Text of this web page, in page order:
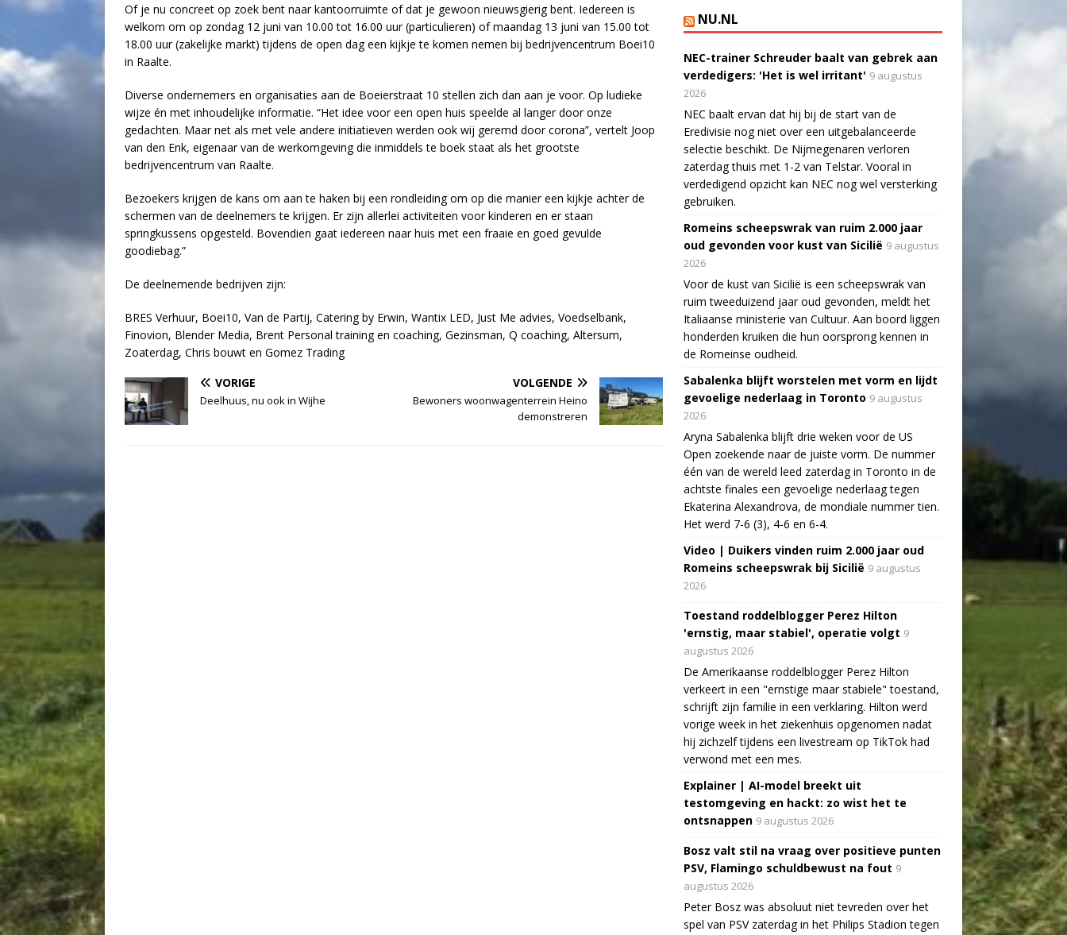
Of je nu concreet op zoek bent naar kantoorruimte of dat je gewoon nieuwsgierig bent. Iedereen is
welkom om op zondag 12 juni van 10.00 tot 16.00 uur (particulieren) of maandag 13 juni van 15.00 tot
18.00 uur (zakelijke markt) tijdens de open dag een kijkje te komen nemen bij bedrijvencentrum Boei10
in Raalte.
Diverse ondernemers en organisaties aan de Boeierstraat 10 stellen zich dan aan je voor. Op ludieke
wijze én met inhoudelijke informatie. “Het idee voor een open huis speelde al langer door onze
gedachten. Maar net als met vele andere initiatieven werden ook wij geremd door corona”, vertelt Joop
van den Enk, eigenaar van de werkomgeving die inmiddels te boek staat als het grootste
bedrijvencentrum van Raalte.
Bezoekers krijgen de kans om aan te haken bij een rondleiding om op die manier een kijkje achter de
schermen van de deelnemers te krijgen. Er zijn allerlei activiteiten voor kinderen en er staan
springkussens opgesteld. Bovendien gaat iedereen naar huis met een fraaie en goed gevulde
goodiebag.”
De deelnemende bedrijven zijn:
BRES Verhuur, Boei10, Van de Partij, Catering by Erwin, Wantix LED, Just Me advies, Voedselbank,
Finovion, Blender Media, Brent Personal training en coaching, Gezinsman, Q coaching, Altersum,
Zoaterdag, Chris bouwt en Gomez Trading
VORIGE
Deelhuus, nu ook in Wijhe
VOLGENDE
Bewoners woonwagenterrein Heino
demonstreren
NU.NL
NEC-trainer Schreuder baalt van gebrek aan
verdedigers: 'Het is wel irritant' 9 augustus
2026
NEC baalt ervan dat hij bij de start van de
Eredivisie nog niet over een uitgebalanceerde
selectie beschikt. De Nijmegenaren verloren
zaterdag thuis met 1-2 van Telstar. Vooral in
verdedigend opzicht kan NEC nog wel versterking
gebruiken.
Romeins scheepswrak van ruim 2.000 jaar
oud gevonden voor kust van Sicilië 9 augustus
2026
Voor de kust van Sicilië is een scheepswrak van
ruim tweeduizend jaar oud gevonden, meldt het
Italiaanse ministerie van Cultuur. Aan boord liggen
honderden kruiken die hun oorsprong kennen in
de Romeinse oudheid.
Sabalenka blijft worstelen met vorm en lijdt
gevoelige nederlaag in Toronto 9 augustus
2026
Aryna Sabalenka blijft drie weken voor de US
Open zoekende naar de juiste vorm. De nummer
één van de wereld leed zaterdag in Toronto in de
achtste finales een gevoelige nederlaag tegen
Ekaterina Alexandrova, de mondiale nummer tien.
Het werd 7-6 (3), 4-6 en 6-4.
Video | Duikers vinden ruim 2.000 jaar oud
Romeins scheepswrak bij Sicilië 9 augustus
2026
Toestand roddelblogger Perez Hilton
'ernstig, maar stabiel', operatie volgt 9
augustus 2026
De Amerikaanse roddelblogger Perez Hilton
verkeert in een "ernstige maar stabiele" toestand,
schrijft zijn familie in een verklaring. Hilton werd
vorige week in het ziekenhuis opgenomen nadat
hij zichzelf tijdens een livestream op TikTok had
verwond met een mes.
Explainer | AI-model breekt uit
testomgeving en hackt: zo wist het te
ontsnappen 9 augustus 2026
Bosz valt stil na vraag over positieve punten
PSV, Flamingo schuldbewust na fout 9
augustus 2026
Peter Bosz was absoluut niet tevreden over het
spel van PSV zaterdag in het Philips Stadion tegen